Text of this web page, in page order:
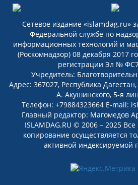
Сетевое издание «islamdag.ru»
Федеральной службе по
информационных технологий и
(Роскомнадзор) 08 декабря 2017
регистрации Эл №
Учредитель:
Адрес: 367027, Республика
А. Акушинского, 5-я
Телефон: +79884323664 E-mail:
Главный редактор: Магомедов
ISLAMDAG.RU © 2006 – 2025
копирование осуществляется
активной индексируемой